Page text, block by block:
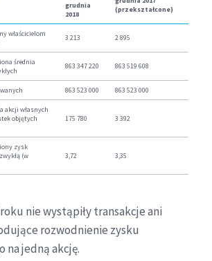
grudnia
2018
(przekształcone)
właścicielom
3 213 2 895
średnia
863 347 220 863 519 608
863 523 000 863 523 000
akcji własnych
objętych
175 780 3 392
zysk
(w
3,72 3,35
roku nie wystąpiły transakcje ani
rozwodnienie zysku
na jedną akcję.